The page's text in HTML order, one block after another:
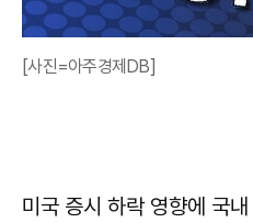
[사진=아주경제DB]
미국 증시 하락 영향에 국